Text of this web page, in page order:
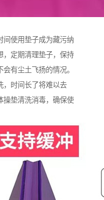
间使用垫子成为藏污纳
，定期清理垫子，保持
有尘土飞扬的情况。
，时间长了将难以去
操垫清洗消毒，确保使